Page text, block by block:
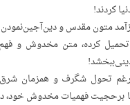
کردند!
کرده، متن‌ مخدوش‌ و
تحول‌ شگرف‌ و همزمان‌ شرق‌
فهمیات‌ مخدوش‌ خود، در